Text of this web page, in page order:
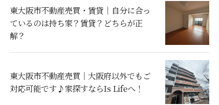
東大阪市不動産売買・賃貸｜自分に合っ
ているのは持ち家？賃貸？どちらが正
解？
東大阪市不動産売買｜大阪府以外でもご
対応可能です♪家探すならIs Lifeへ！